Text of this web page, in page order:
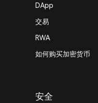
DApp
交易
RWA
如何购买加密货币
安全